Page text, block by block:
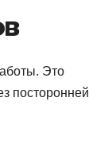
Это
посторонней